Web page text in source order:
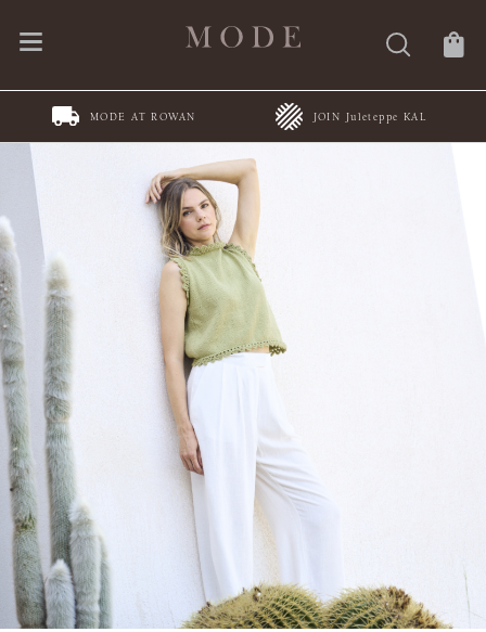
MODE AT ROWAN JOIN Juleteppe KAL